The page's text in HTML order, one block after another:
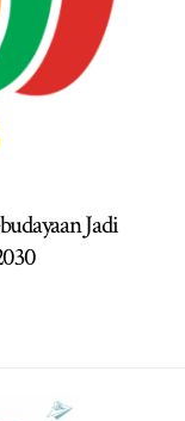
Jadi